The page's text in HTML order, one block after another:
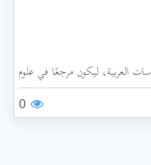
ليكون مرجعًا في علوم اللغة
0